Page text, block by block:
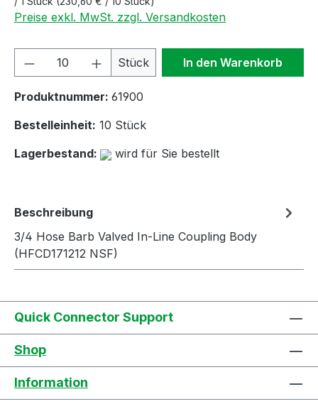
Preise exkl. MwSt. zzgl. Versandkosten
Produkt Anzahl: Gib den
Stück In den Warenkorb
Produktnummer: 61900
Bestelleinheit: 10 Stück
Lagerbestand:
wird für Sie bestellt
Beschreibung
3/4 Hose Barb Valved In-Line Coupling Body
(HFCD171212 NSF)
Quick Connector Support
Shop
Information